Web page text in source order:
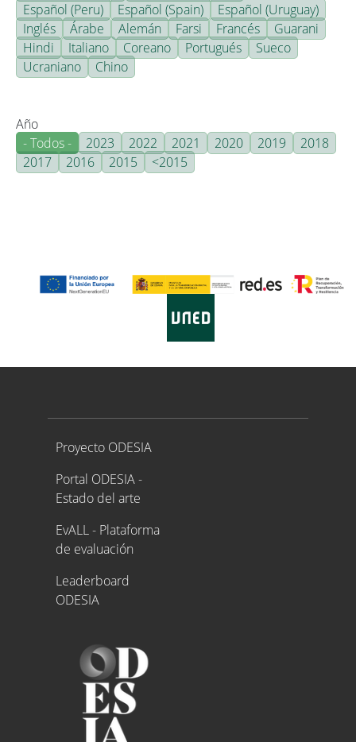
Español (Peru)
Español (Spain)
Español (Uruguay)
Inglés
Árabe Alemán Farsi Francés
Guarani
Hindi
Italiano Coreano Portugués
Sueco
Ucraniano
Chino
Año
- Todos -
2023 2022 2021 2020 2019
2018
2017
2016 2015 <2015
Proyecto ODESIA
Proyecto ODESIA
Portal ODESIA -
Estado del arte
EvALL - Plataforma
de evaluación
Leaderboard
ODESIA